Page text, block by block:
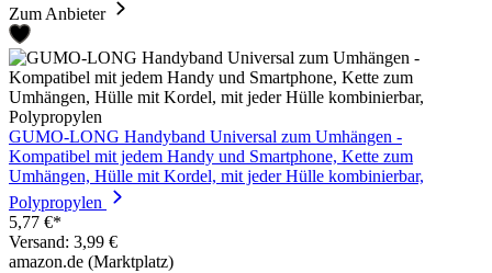
Zum Anbieter
GUMO-LONG Handyband Universal zum Umhängen -
Kompatibel mit jedem Handy und Smartphone, Kette zum
Umhängen, Hülle mit Kordel, mit jeder Hülle kombinierbar,
Polypropylen
5,77 €*
Versand: 3,99 €
amazon.de (Marktplatz)